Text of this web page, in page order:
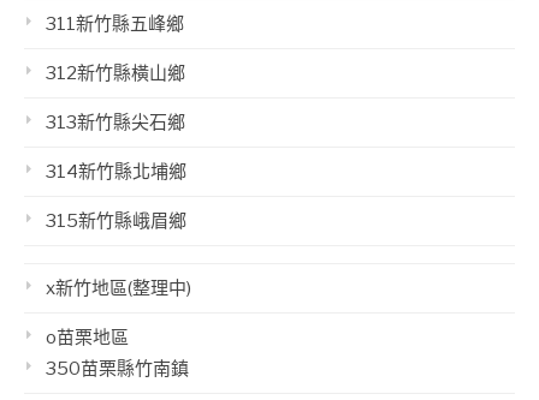
311新竹縣五峰鄉
312新竹縣橫山鄉
313新竹縣尖石鄉
314新竹縣北埔鄉
315新竹縣峨眉鄉
x新竹地區(整理中)
o苗栗地區
350苗栗縣竹南鎮